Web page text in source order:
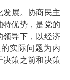
发展。协商民主
特优势，是党的
领导下，以经济
实际问题为内
决策之前和决策